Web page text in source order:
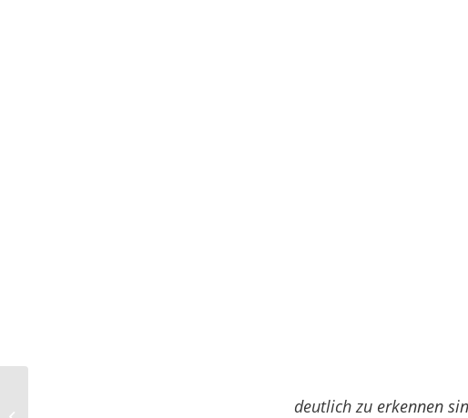
deutlich zu erkennen